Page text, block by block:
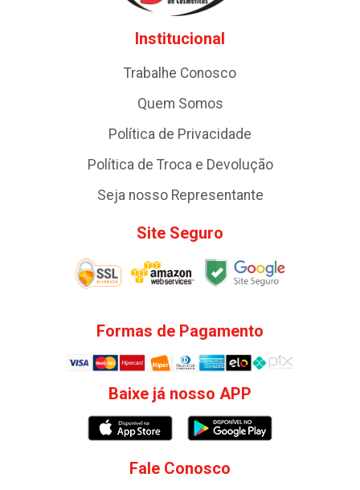
Institucional
Trabalhe Conosco
Quem Somos
Política de Privacidade
Política de Troca e Devolução
Seja nosso Representante
Site Seguro
Formas de Pagamento
Baixe já nosso APP
Fale Conosco